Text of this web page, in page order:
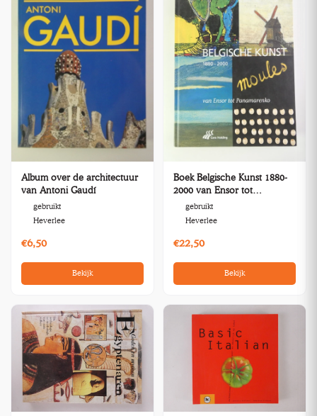
Album over de architectuur
van Antoni Gaudí
gebruikt
Heverlee
€6,50
Bekijk
Boek Belgische Kunst 1880-
2000 van Ensor tot
Panamarenko
gebruikt
Heverlee
€22,50
Bekijk